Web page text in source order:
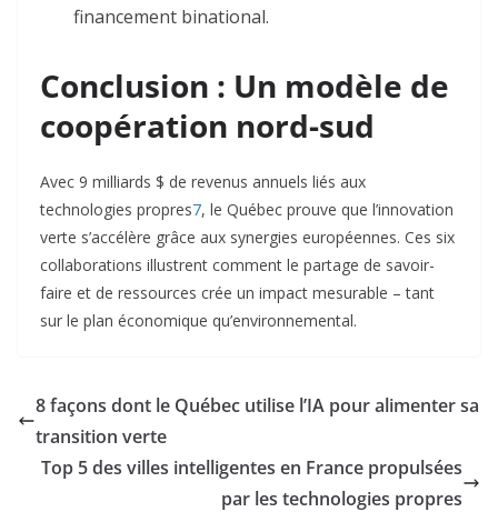
financement binational.
Conclusion : Un modèle de
coopération nord-sud
Avec 9 milliards $ de revenus annuels liés aux
technologies propres7, le Québec prouve que l’innovation
verte s’accélère grâce aux synergies européennes. Ces six
collaborations illustrent comment le partage de savoir-
faire et de ressources crée un impact mesurable – tant
sur le plan économique qu’environnemental.
8 façons dont le Québec utilise l’IA pour alimenter sa
transition verte
Top 5 des villes intelligentes en France propulsées
par les technologies propres